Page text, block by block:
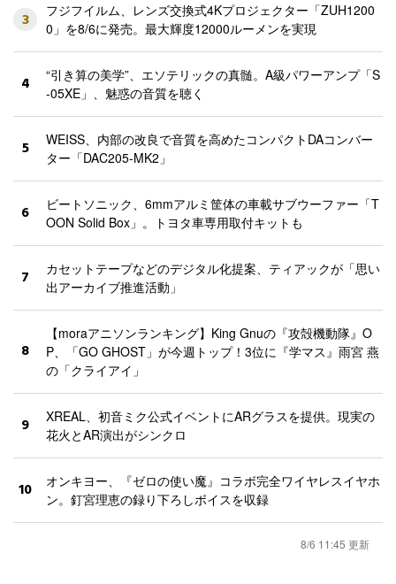
3
フジフイルム、レンズ交換式4Kプロジェクター「ZUH1200
0」を8/6に発売。最大輝度12000ルーメンを実現
4
“引き算の美学”、エソテリックの真髄。A級パワーアンプ「S
-05XE」、魅惑の音質を聴く
5
WEISS、内部の改良で音質を高めたコンパクトDAコンバー
ター「DAC205-MK2」
6
ビートソニック、6mmアルミ筐体の車載サブウーファー「T
OON Solid Box」。トヨタ車専用取付キットも
7
カセットテープなどのデジタル化提案、ティアックが「思い
出アーカイブ推進活動」
8
【moraアニソンランキング】King Gnuの『攻殻機動隊』O
P、「GO GHOST」が今週トップ！3位に『学マス』雨宮 燕
の「クライアイ」
9
XREAL、初音ミク公式イベントにARグラスを提供。現実の
花火とAR演出がシンクロ
10
オンキヨー、『ゼロの使い魔』コラボ完全ワイヤレスイヤホ
ン。釘宮理恵の録り下ろしボイスを収録
8/6 11:45 更新